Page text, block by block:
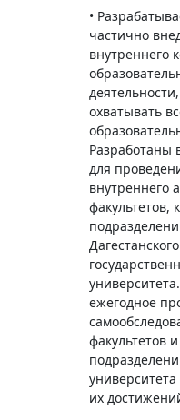
•
частично
внутреннего
охватывать
Разработаны
для
внутреннего
факультетов,
Дагестанского
ежегодное
факультетов и
их